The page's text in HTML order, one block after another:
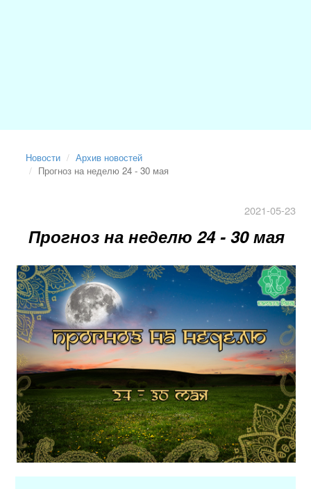
Новости
Архив новостей
Прогноз на неделю 24 - 30 мая
2021-05-23
Прогноз на неделю 24 - 30 мая